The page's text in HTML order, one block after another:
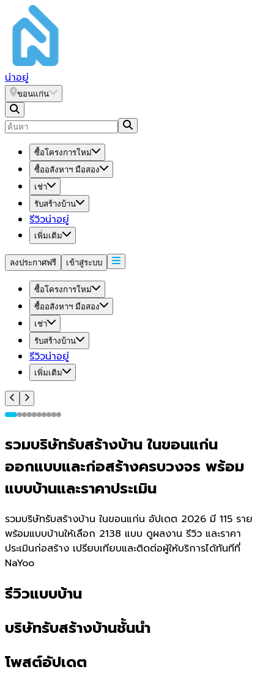
น่าอยู่
ขอนแก่น
ซื้อโครงการใหม่
ซื้ออสังหาฯ มือสอง
เช่า
รับสร้างบ้าน
รีวิวน่าอยู่
เพิ่มเติม
ลงประกาศฟรี เข้าสู่ระบบ
ซื้อโครงการใหม่
ซื้ออสังหาฯ มือสอง
เช่า
รับสร้างบ้าน
รีวิวน่าอยู่
เพิ่มเติม
รวมบริษัทรับสร้างบ้าน ในขอนแก่น
ออกแบบและก่อสร้างครบวงจร พร้อม
แบบบ้านและราคาประเมิน
รวมบริษัทรับสร้างบ้าน ในขอนแก่น อัปเดต 2026 มี 115 ราย
พร้อมแบบบ้านให้เลือก 2138 แบบ ดูผลงาน รีวิว และราคา
ประเมินก่อสร้าง เปรียบเทียบและติดต่อผู้ให้บริการได้ทันทีที่
NaYoo
รีวิวแบบบ้าน
บริษัทรับสร้างบ้านชั้นนำ
โพสต์อัปเดต